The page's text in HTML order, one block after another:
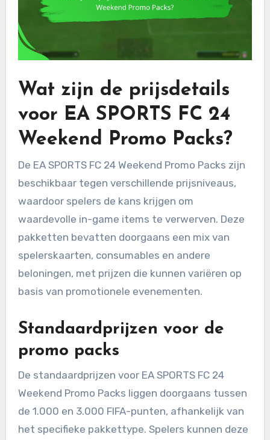
Wat zijn de prijsdetails
voor EA SPORTS FC 24
Weekend Promo Packs?
De EA SPORTS FC 24 Weekend Promo Packs zijn
beschikbaar tegen verschillende prijsniveaus,
waardoor spelers de kans krijgen om
waardevolle in-game items te verwerven. Deze
pakketten bevatten doorgaans een mix van
spelerskaarten, consumables en andere
beloningen, met prijzen die kunnen variëren op
basis van promotionele evenementen.
Standaardprijzen voor de
promo packs
De standaardprijzen voor EA SPORTS FC 24
Weekend Promo Packs liggen doorgaans tussen
de 1.000 en 3.000 FIFA-punten, afhankelijk van
het specifieke pakkettype. Spelers kunnen deze